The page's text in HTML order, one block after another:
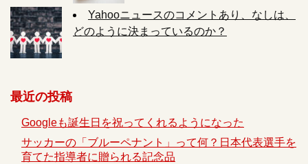
Yahooニュースのコメントあり、なしは、
どのように決まっているのか？
最近の投稿
Googleも誕生日を祝ってくれるようになった
サッカーの「ブルーペナント」って何？日本代表選手を
育てた指導者に贈られる記念品